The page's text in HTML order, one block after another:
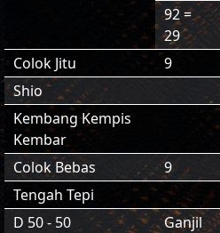
92 =
29
Colok Jitu
9
Shio
Kembang Kempis
Kembar
Colok Bebas 9
Tengah Tepi
D 50 - 50
Ganjil